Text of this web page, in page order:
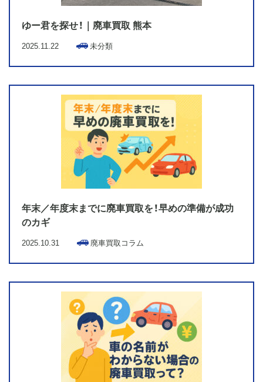
ゆー君を探せ！｜廃車買取 熊本
2025.11.22 未分類
年末／年度末までに廃車買取を！早めの準備が成功
のカギ
2025.10.31 廃車買取コラム